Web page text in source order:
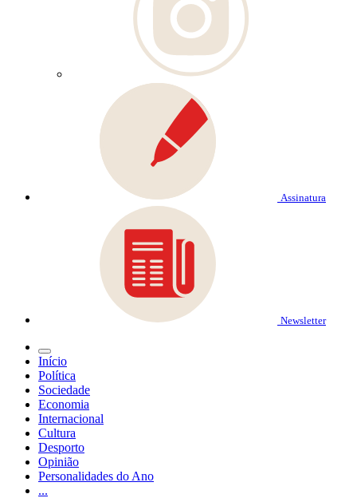
Assinatura
Newsletter
Início
Política
Sociedade
Economia
Internacional
Cultura
Desporto
Opinião
Personalidades do Ano
...